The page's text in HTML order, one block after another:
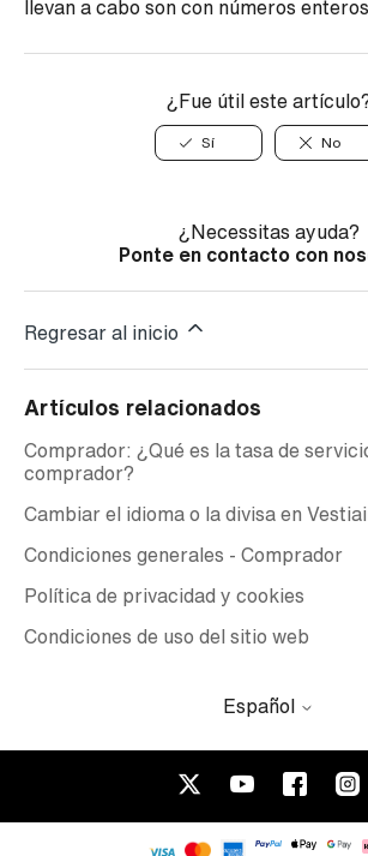
llevan a cabo son con números enteros.
¿Fue útil este
Sí No
¿Necessitas ayuda?
Ponte en contacto con
Regresar al inicio
Artículos relacionados
Comprador: ¿Qué es la tasa de
comprador?
Cambiar el idioma o la divisa en
Condiciones generales - Comprador
Política de privacidad y cookies
Condiciones de uso del sitio web
Español